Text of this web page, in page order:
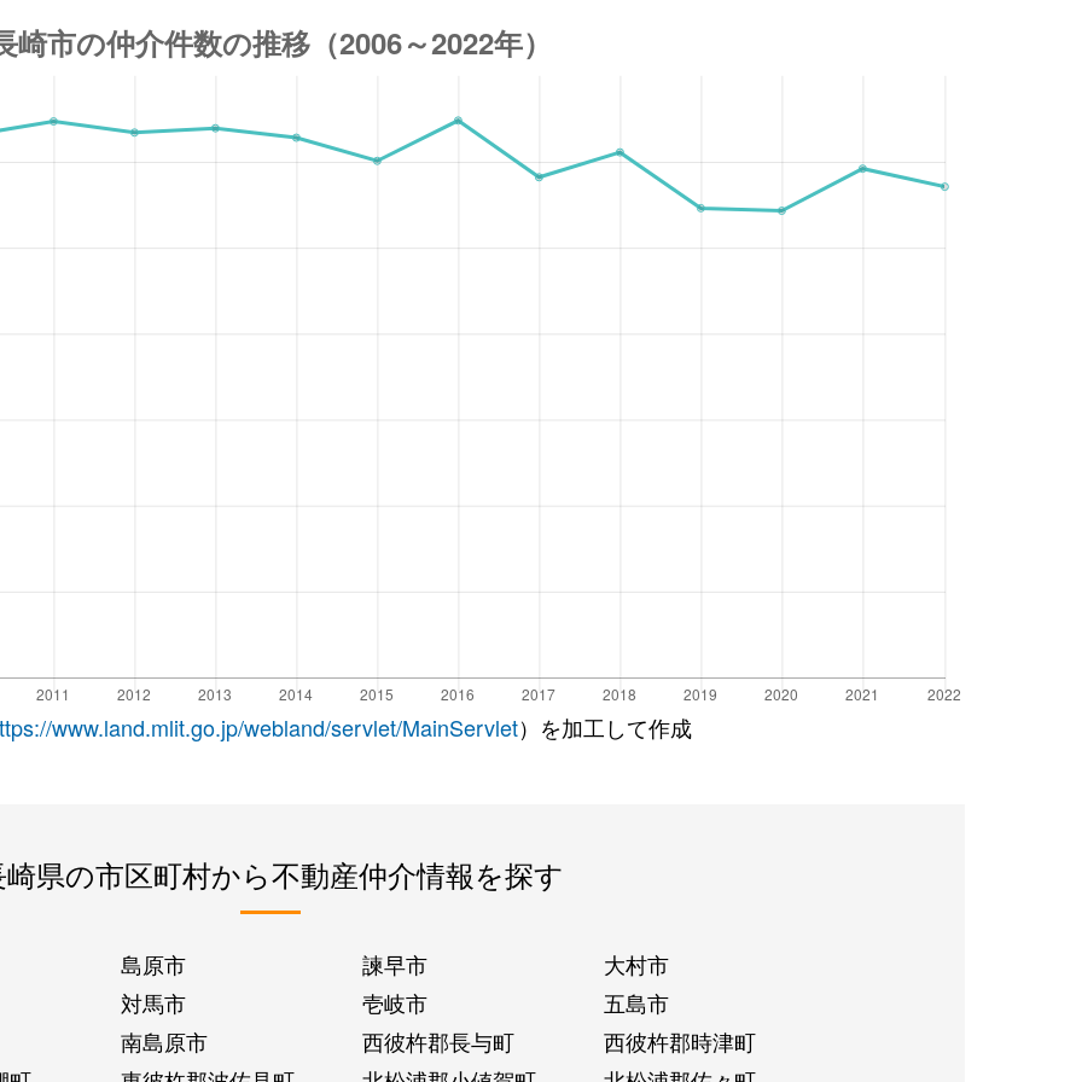
www.land.mlit.go.jp/webland/servlet/MainServlet）を加工して作成
県の市区町村から不動産仲介情報を探す
島原市 諫早市
大村市
対馬市
壱岐市
五島市
南島原市
西彼杵郡長与町
西彼杵郡時津町